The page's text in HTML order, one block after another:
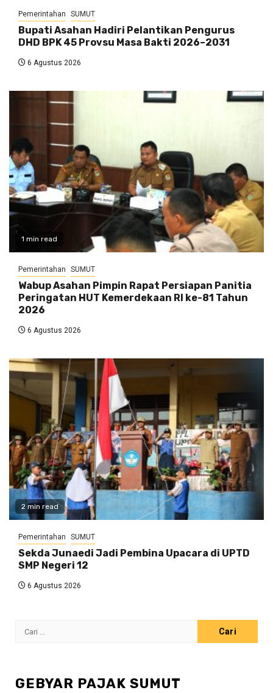
Pemerintahan SUMUT
Bupati Asahan Hadiri Pelantikan Pengurus
DHD BPK 45 Provsu Masa Bakti 2026–2031
6 Agustus 2026
1 min read
Pemerintahan SUMUT
Wabup Asahan Pimpin Rapat Persiapan Panitia
Peringatan HUT Kemerdekaan RI ke-81 Tahun
2026
6 Agustus 2026
2 min read
Pemerintahan SUMUT
Sekda Junaedi Jadi Pembina Upacara di UPTD
SMP Negeri 12
6 Agustus 2026
Cari
GEBYAR PAJAK SUMUT